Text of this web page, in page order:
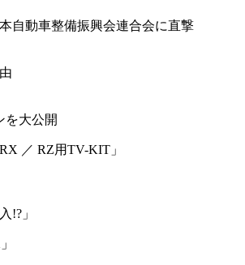
自動車整備振興会連合会に直撃
を大公開
／ RZ用TV-KIT」
!?」